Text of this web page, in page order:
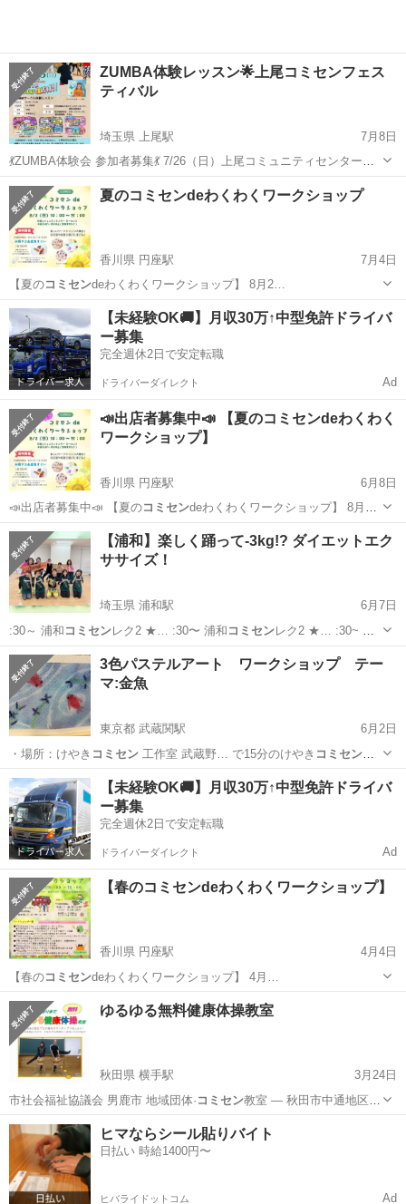
ZUMBA体験レッスン🌟上尾コミセンフェス
ティバル
埼玉県 上尾駅
7月8日
💃ZUMBA体験会 参加者募集💃 7/26（日）上尾コミュニティセンターで
開催される ✨コミュニティフェスティバル✨にて 上尾ZUMBAサーク
ル 【FelicityLume】が体験会を行います😆🎶 🌴ラテン音楽に合わせ...
埼玉 上尾市 パーティー ZUMBA
夏のコミセンdeわくわくワークショップ
香川県 円座駅
7月4日
【夏のコミセンdeわくわくワークショップ】 8月2…
香川 高松市 円座駅 ワークショップ コミセン
【未経験OK🚚】月収30万↑中型免許ドライバ
ー募集
完全週休2日で安定転職
ドライバーダイレクト Ad
📣出店者募集中📣 【夏のコミセンdeわくわく
ワークショップ】
香川県 円座駅
6月8日
📣出店者募集中📣 【夏のコミセンdeわくわくワークショップ】 8月
2…香川 高松市 円座駅 ワークショップ コミセン
【浦和】楽しく踊って-3kg!? ダイエットエク
ササイズ！
埼玉県 浦和駅
6月7日
:30～ 浦和 コミセン レク2 ★… :30〜 浦和 コミセンレク2 ★… :30~ 浦
和コミセン レク2 ※…
埼玉 さいたま市 スポーツ ZUMBA
3色パステルアート ワークショップ テー
マ:金魚
東京都 武蔵関駅
6月2日
・場所：けやき コミセン工作室 武蔵野… で15分のけやき コミセン前
で降りて徒歩1…
東京 武蔵野市 武蔵関駅 ワークショップ パステル
【未経験OK🚚】月収30万↑中型免許ドライバ
ー募集
完全週休2日で安定転職
ドライバーダイレクト Ad
【春のコミセンdeわくわくワークショップ】
香川県 円座駅
4月4日
【春のコミセン deわくわくワークショップ】 4月…
香川 高松市 ワークショップ
ゆるゆる無料健康体操教室
秋田県 横手駅
3月24日
市社会福祉協議会 男鹿市 地域団体· コミセン教室 — 秋田市中通地区
「まめまめ体…
秋田 横手市 横手駅 スポーツ キリスト教会
ヒマならシール貼りバイト
日払い 時給1400円〜
ヒバライドットコム Ad